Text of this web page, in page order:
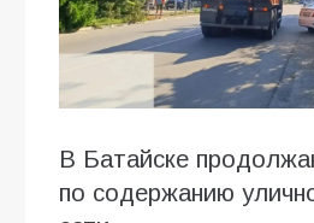
В Батайске
по содержанию